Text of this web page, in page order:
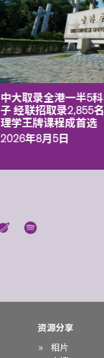
中大取录全港一半5
子 经联招取录2,855
理学王牌课程成首选
2026年8月5日
资源分享
相片